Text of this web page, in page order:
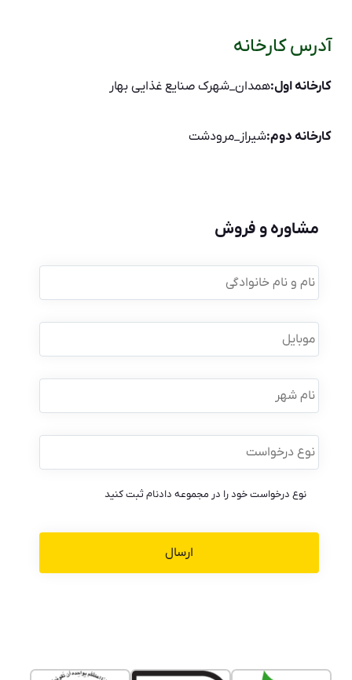
آدرس کارخانه
کارخانه اول:همدان_شهرک صنایع غذایی بهار
کارخانه دوم:شیراز_مرودشت
مشاوره و فروش
نام
و
نام
موبایل *
نام
شهر
نوع
درخواست *
نوع درخواست خود را در مجموعه دادنام ثبت کنید